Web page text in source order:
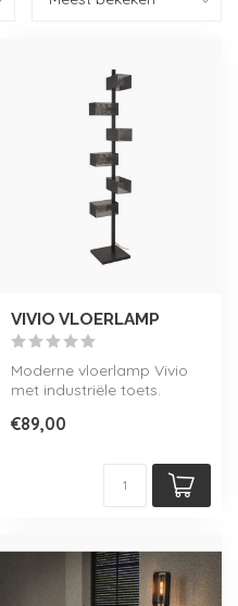
VIVIO VLOERLAMP
Moderne vloerlamp Vivio
met industriële toets.
€89,00